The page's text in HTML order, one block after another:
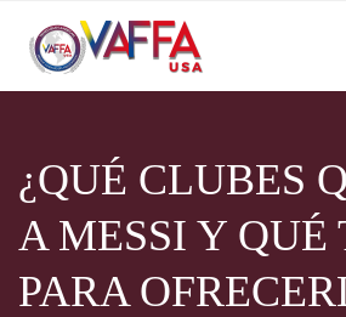
¿QUÉ CLUBES
A MESSI Y QUÉ
PARA